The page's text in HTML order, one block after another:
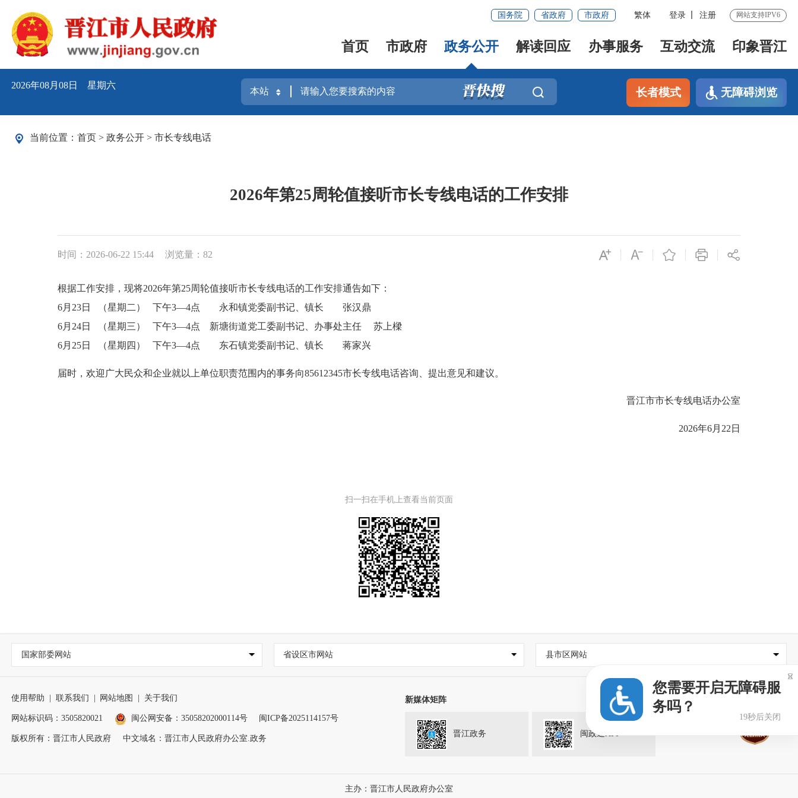
国务院 省政府 市政府 繁体 登录 注册 网站支持IPV6
首页 市政府 政务公开 解读回应 办事服务 互动交流 印象晋江
2026年08月08日 星期六
长者模式 无障碍浏览
当前位置： 首页 > 政务公开 > 市长专线电话
2026年第25周轮值接听市长专线电话的工作安排
时间：2026-06-22 15:44 浏览量：82
根据工作安排，现将2026年第25周轮值接听市长专线电话的工作安排通告如下：
6月23日
（星期二） 下午3—4点 永和镇党委副书记、镇长 张汉鼎
6月24日
（星期三） 下午3—4点 新塘街道党工委副书记、办事处主任苏上樑
6月25日
（星期四） 下午3—4点 东石镇党委副书记、镇长 蒋家兴
届时，欢迎广大民众和企业就以上单位职责范围内的事务向85612345市长专线电话咨询、提出意见和建议。
晋江市市长专线电话办公室
2026年6月22日
扫一扫在手机上查看当前页面
国家部委网站 省设区市网站 县市区网站
使用帮助 联系我们 网站地图 关于我们
网站标识码：3505820021 闽公网安备：35058202000114号 闽ICP备2025114157号
版权所有：晋江市人民政府 中文域名：晋江市人民政府办公室.政务
新媒体矩阵
晋江政务 闽政通APP
主办：晋江市人民政府办公室
您需要开启无障碍服
务吗？
19秒后关闭
